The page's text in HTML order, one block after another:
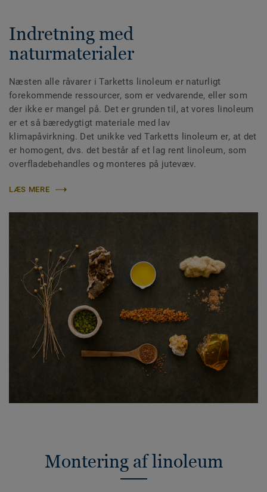
Indretning med
naturmaterialer
Næsten alle råvarer i Tarketts linoleum er naturligt
forekommende ressourcer, som er vedvarende, eller som
der ikke er mangel på. Det er grunden til, at vores linoleum
er et så bæredygtigt materiale med lav
klimapåvirkning. Det unikke ved Tarketts linoleum er, at det
er homogent, dvs. det består af et lag rent linoleum, som
overfladebehandles og monteres på jutevæv.
LÆS MERE
Montering af linoleum